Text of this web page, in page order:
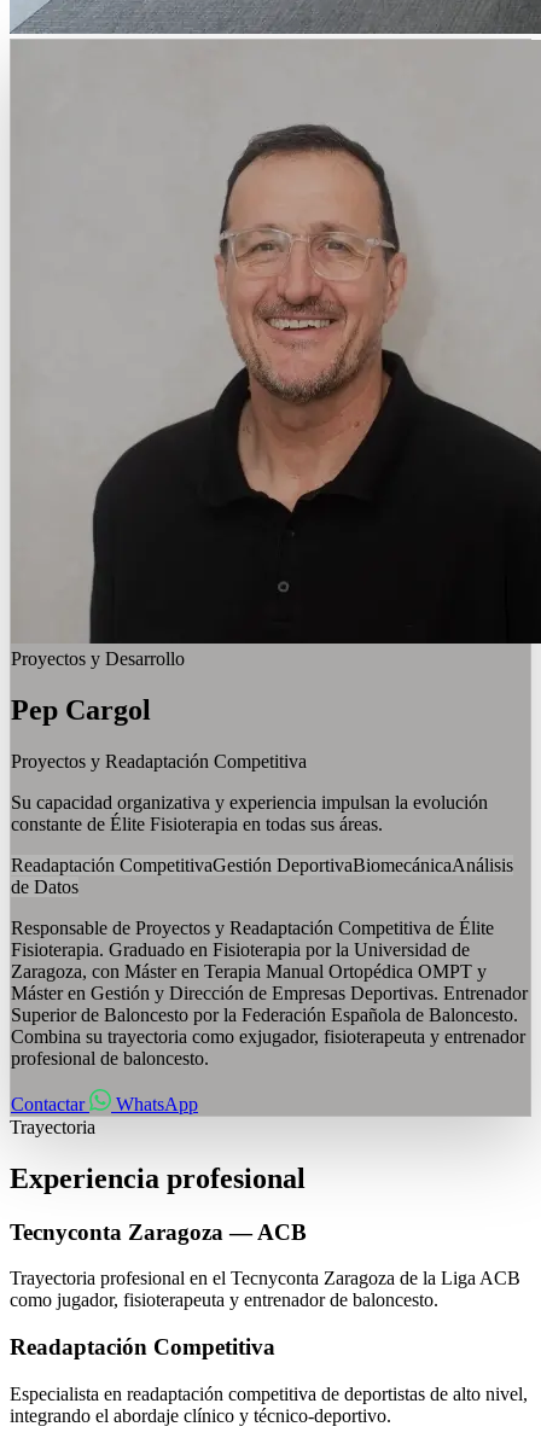
Proyectos y Desarrollo
Pep Cargol
Proyectos y Readaptación Competitiva
Su capacidad organizativa y experiencia impulsan la evolución
constante de Élite Fisioterapia en todas sus áreas.
Readaptación CompetitivaGestión DeportivaBiomecánicaAnálisis
de Datos
Responsable de Proyectos y Readaptación Competitiva de Élite
Fisioterapia. Graduado en Fisioterapia por la Universidad de
Zaragoza, con Máster en Terapia Manual Ortopédica OMPT y
Máster en Gestión y Dirección de Empresas Deportivas. Entrenador
Superior de Baloncesto por la Federación Española de Baloncesto.
Combina su trayectoria como exjugador, fisioterapeuta y entrenador
profesional de baloncesto.
Contactar
WhatsApp
Trayectoria
Experiencia profesional
Tecnyconta Zaragoza — ACB
Trayectoria profesional en el Tecnyconta Zaragoza de la Liga ACB
como jugador, fisioterapeuta y entrenador de baloncesto.
Readaptación Competitiva
Especialista en readaptación competitiva de deportistas de alto nivel,
integrando el abordaje clínico y técnico-deportivo.